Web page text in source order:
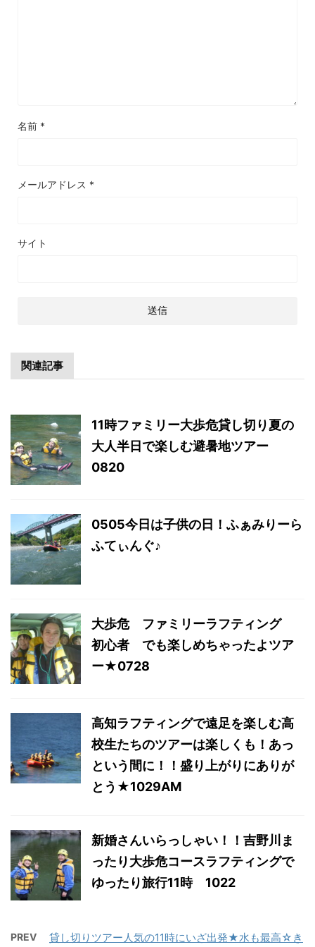
名前 *
メールアドレス *
サイト
関連記事
11時ファミリー大歩危貸し切り夏の
大人半日で楽しむ避暑地ツアー
0820
0505今日は子供の日！ふぁみりーら
ふてぃんぐ♪
大歩危 ファミリーラフティング
初心者 でも楽しめちゃったよツア
ー★0728
高知ラフティングで遠足を楽しむ高
校生たちのツアーは楽しくも！あっ
という間に！！盛り上がりにありが
とう★1029AM
新婚さんいらっしゃい！！吉野川ま
ったり大歩危コースラフティングで
ゆったり旅行11時 1022
PREV
貸し切りツアー人気の11時にいざ出発★水も最高☆き